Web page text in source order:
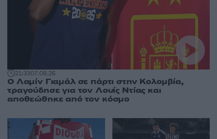
21:3307.08.26
Ο Λαμίν Γιαμάλ σε πάρτι στην Κολομβία,
τραγούδησε για τον Λουίς Ντίας και
αποθεώθηκε από τον κόσμο